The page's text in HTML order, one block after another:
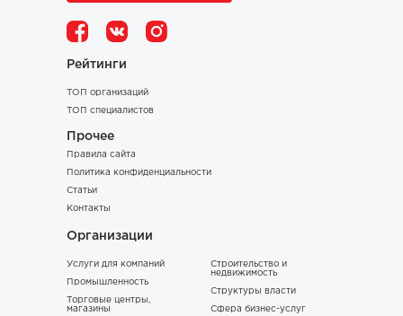
Рейтинги
ТОП организаций
ТОП специалистов
Прочее
Правила сайта
Политика конфиденциальности
Статьи
Контакты
Организации
Услуги для компаний
Промышленность
Торговые центры,
магазины
Строительство и
недвижимость
Структуры власти
Сфера бизнес-услуг